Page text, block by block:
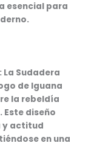
esencial para
La Sudadera
de Iguana
la rebeldía
diseño
y actitud
en una